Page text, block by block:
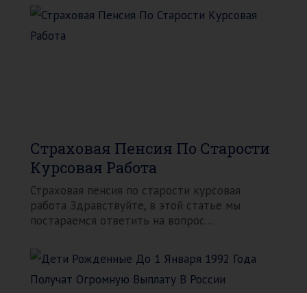
Страховая Пенсия По Старости
Курсовая Работа
Страховая пенсия по старости курсовая
работа Здравствуйте, в этой статье мы
постараемся ответить на вопрос…